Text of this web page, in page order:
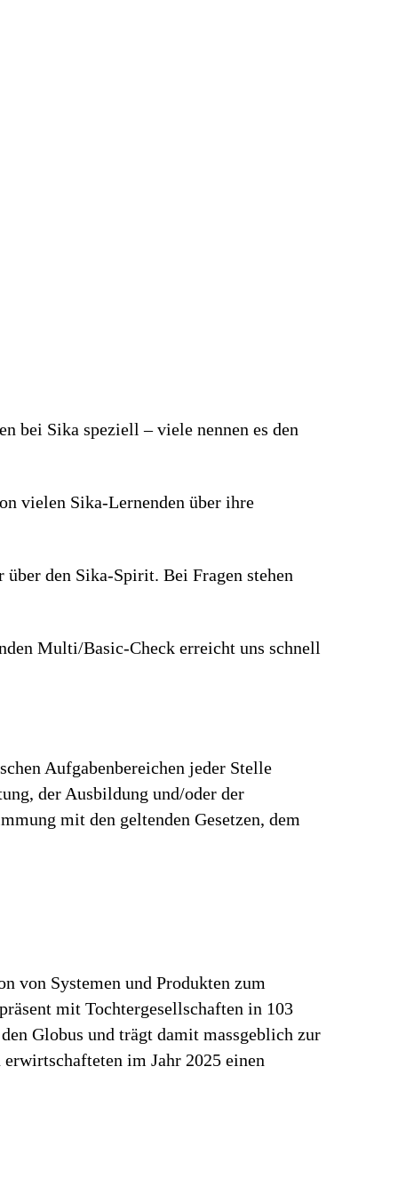
bei Sika speziell – viele nennen es den
vielen Sika-Lernenden über ihre
den Sika-Spirit. Bei Fragen stehen
Multi/Basic-Check erreicht uns schnell
Aufgabenbereichen jeder Stelle
der Ausbildung und/oder der
mit den geltenden Gesetzen, dem
von Systemen und Produkten zum
mit Tochtergesellschaften in 103
Globus und trägt damit massgeblich zur
im Jahr 2025 einen